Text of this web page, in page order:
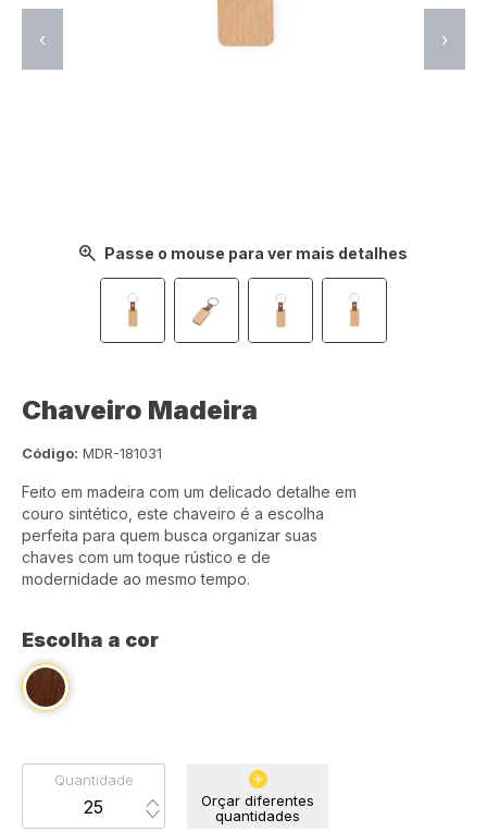
Passe o mouse para ver mais detalhes
‹ ›
Chaveiro Madeira
Código: MDR-181031
Feito em madeira com um delicado detalhe em
couro sintético, este chaveiro é a escolha
perfeita para quem busca organizar suas
chaves com um toque rústico e de
modernidade ao mesmo tempo.
Escolha a cor
Quantidade
Orçar diferentes
quantidades